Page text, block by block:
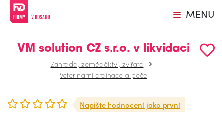
MENU
VM solution CZ s.r.o. v likvidaci
Zahrada, zemědělství, zvířata
Veterinární ordinace a péče
Napište hodnocení jako první